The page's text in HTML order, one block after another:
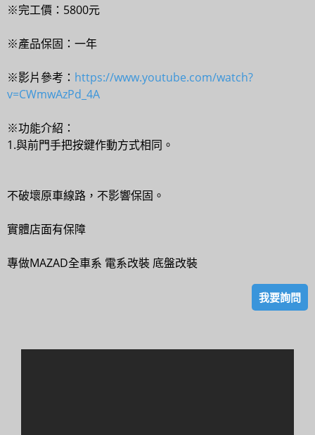
※完工價：5800元
※產品保固：一年
※影片參考： https://www.youtube.com/watch?
v=CWmwAzPd_4A
※功能介紹：
1.與前門手把按鍵作動方式相同。
不破壞原車線路，不影響保固。
實體店面有保障
專做MAZAD全車系 電系改裝 底盤改裝
我要詢問